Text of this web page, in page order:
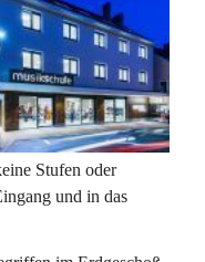
Stufen oder
und in das